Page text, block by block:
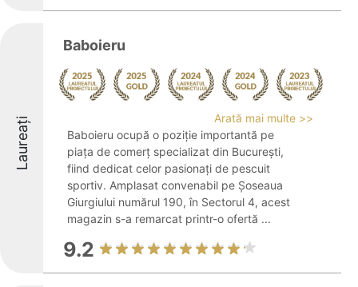
Laureați
Baboieru
Arată mai multe >>
Baboieru ocupă o poziție importantă pe
piața de comerț specializat din București,
fiind dedicat celor pasionați de pescuit
sportiv. Amplasat convenabil pe Șoseaua
Giurgiului numărul 190, în Sectorul 4, acest
magazin s-a remarcat printr-o ofertă ...
9.2